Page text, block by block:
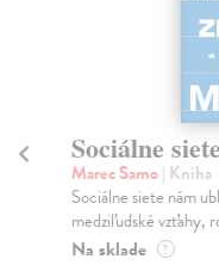
Sociálne
Marec Samo| Kniha
Sociálne siete nám
medziľudské vzťahy,
Na sklade ?